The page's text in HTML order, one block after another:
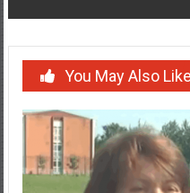
You May Also Like